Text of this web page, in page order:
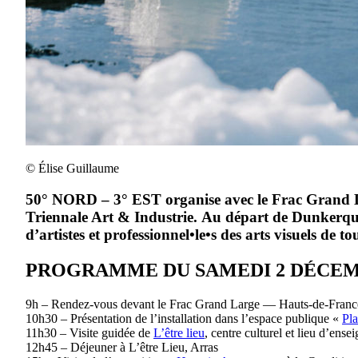
© Élise Guillaume
50° NORD – 3° EST organise avec le Frac
Triennale Art & Industrie. Au départ de
d’artistes et professionnel•le•s des arts visuels de
PROGRAMME DU SAMEDI 2
9h – Rendez-vous devant le Frac Grand Large — Hauts-de-
10h30 – Présentation de l’installation dans l’espace publique «
11h30 – Visite guidée de L’être lieu, centre culturel et lieu
12h45 – Déjeuner à L’être Lieu, Arras